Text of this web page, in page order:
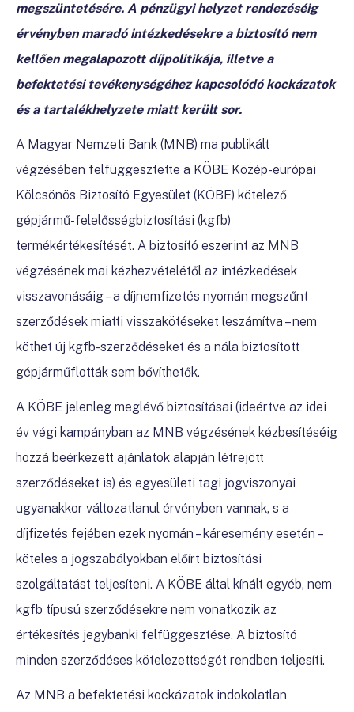
megszüntetésére. A pénzügyi helyzet rendezéséig
érvényben maradóintézkedésekre a biztosító nem
kellően megalapozott díjpolitikája, illetve a
befektetési tevékenységéhez kapcsolódó kockázatok
és a tartalékhelyzete miatt került sor.
A Magyar Nemzeti Bank (MNB) ma publikált
végzésében felfüggesztette a KÖBE Közép-európai
Kölcsönös Biztosító Egyesület (KÖBE) kötelező
gépjármű-felelősségbiztosítási (kgfb)
termékértékesítését. A biztosító eszerint az MNB
végzésének mai kézhezvételétől az intézkedések
visszavonásáig – a díjnemfizetés nyomán megszűnt
szerződések miatti visszakötéseket leszámítva – nem
köthet új kgfb-szerződéseket és a nála biztosított
gépjárműflották sem bővíthetők.
A KÖBE jelenleg meglévő biztosításai (ideértve az idei
év végi kampányban az MNB végzésének kézbesítéséig
hozzá beérkezett ajánlatok alapján létrejött
szerződéseket is) és egyesületi tagi jogviszonyai
ugyanakkor változatlanul érvényben vannak, s a
díjfizetés fejében ezek nyomán – káresemény esetén –
köteles a jogszabályokban előírt biztosítási
szolgáltatást teljesíteni. A KÖBE által kínált egyéb, nem
kgfb típusú szerződésekre nem vonatkozik az
értékesítés jegybanki felfüggesztése. A biztosító
minden szerződéses kötelezettségét rendben teljesíti.
Az MNB a befektetési kockázatok indokolatlan